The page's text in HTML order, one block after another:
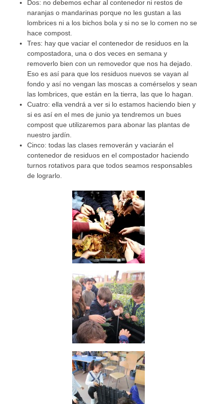
Dos: no debemos echar al contenedor ni restos de
naranjas o mandarinas porque no les gustan a las
lombrices ni a los bichos bola y si no se lo comen no se
hace compost.
Tres: hay que vaciar el contenedor de residuos en la
compostadora, una o dos veces en semana y
removerlo bien con un removedor que nos ha dejado.
Eso es así para que los residuos nuevos se vayan al
fondo y así no vengan las moscas a comérselos y sean
las lombrices, que están en la tierra, las que lo hagan.
Cuatro: ella vendrá a ver si lo estamos haciendo bien y
si es así en el mes de junio ya tendremos un bues
compost que utilizaremos para abonar las plantas de
nuestro jardín.
Cinco: todas las clases removerán y vaciarán el
contenedor de residuos en el compostador haciendo
turnos rotativos para que todos seamos responsables
de lograrlo.